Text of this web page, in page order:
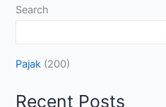
Search
Pajak (200)
Recent Posts